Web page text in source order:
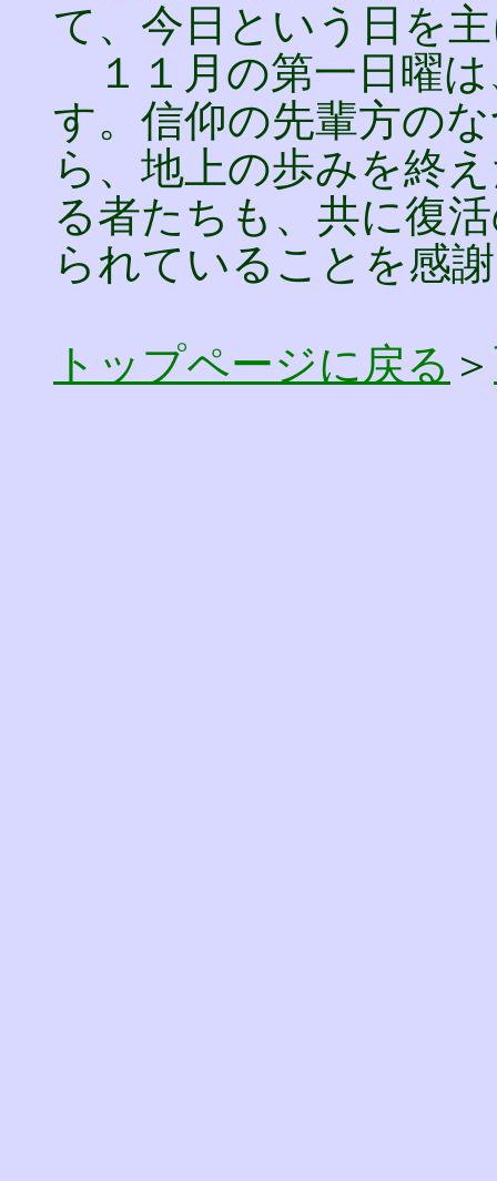
て、今日という日を
１１月の第一日曜は
す。信仰の先輩方の
ら、地上の歩みを終
る者たちも、共に復
られていることを感
トップページに戻る ＞